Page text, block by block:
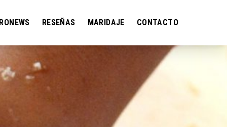
RESEÑAS MARIDAJE CONTACTO